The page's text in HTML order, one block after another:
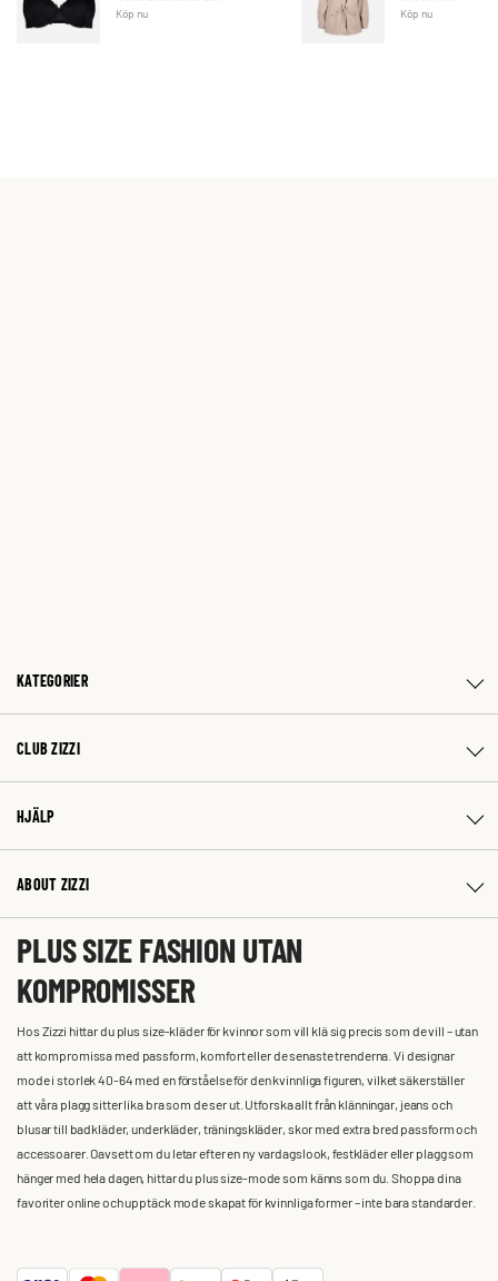
Köp nu Köp nu
KATEGORIER
CLUB ZIZZI
HJÄLP
ABOUT ZIZZI
PLUS SIZE FASHION UTAN
KOMPROMISSER
Hos Zizzi hittar du plus size-kläder för kvinnor som vill klä sig precis som de vill – utan
att kompromissa med passform, komfort eller de senaste trenderna. Vi designar
mode i storlek 40-64 med en förståelse för den kvinnliga figuren, vilket säkerställer
att våra plagg sitter lika bra som de ser ut. Utforska allt från klänningar, jeans och
blusar till badkläder, underkläder, träningskläder, skor med extra bred passform och
accessoarer. Oavsett om du letar efter en ny vardagslook, festkläder eller plagg som
hänger med hela dagen, hittar du plus size-mode som känns som du. Shoppa dina
favoriter online och upptäck mode skapat för kvinnliga former – inte bara standarder.